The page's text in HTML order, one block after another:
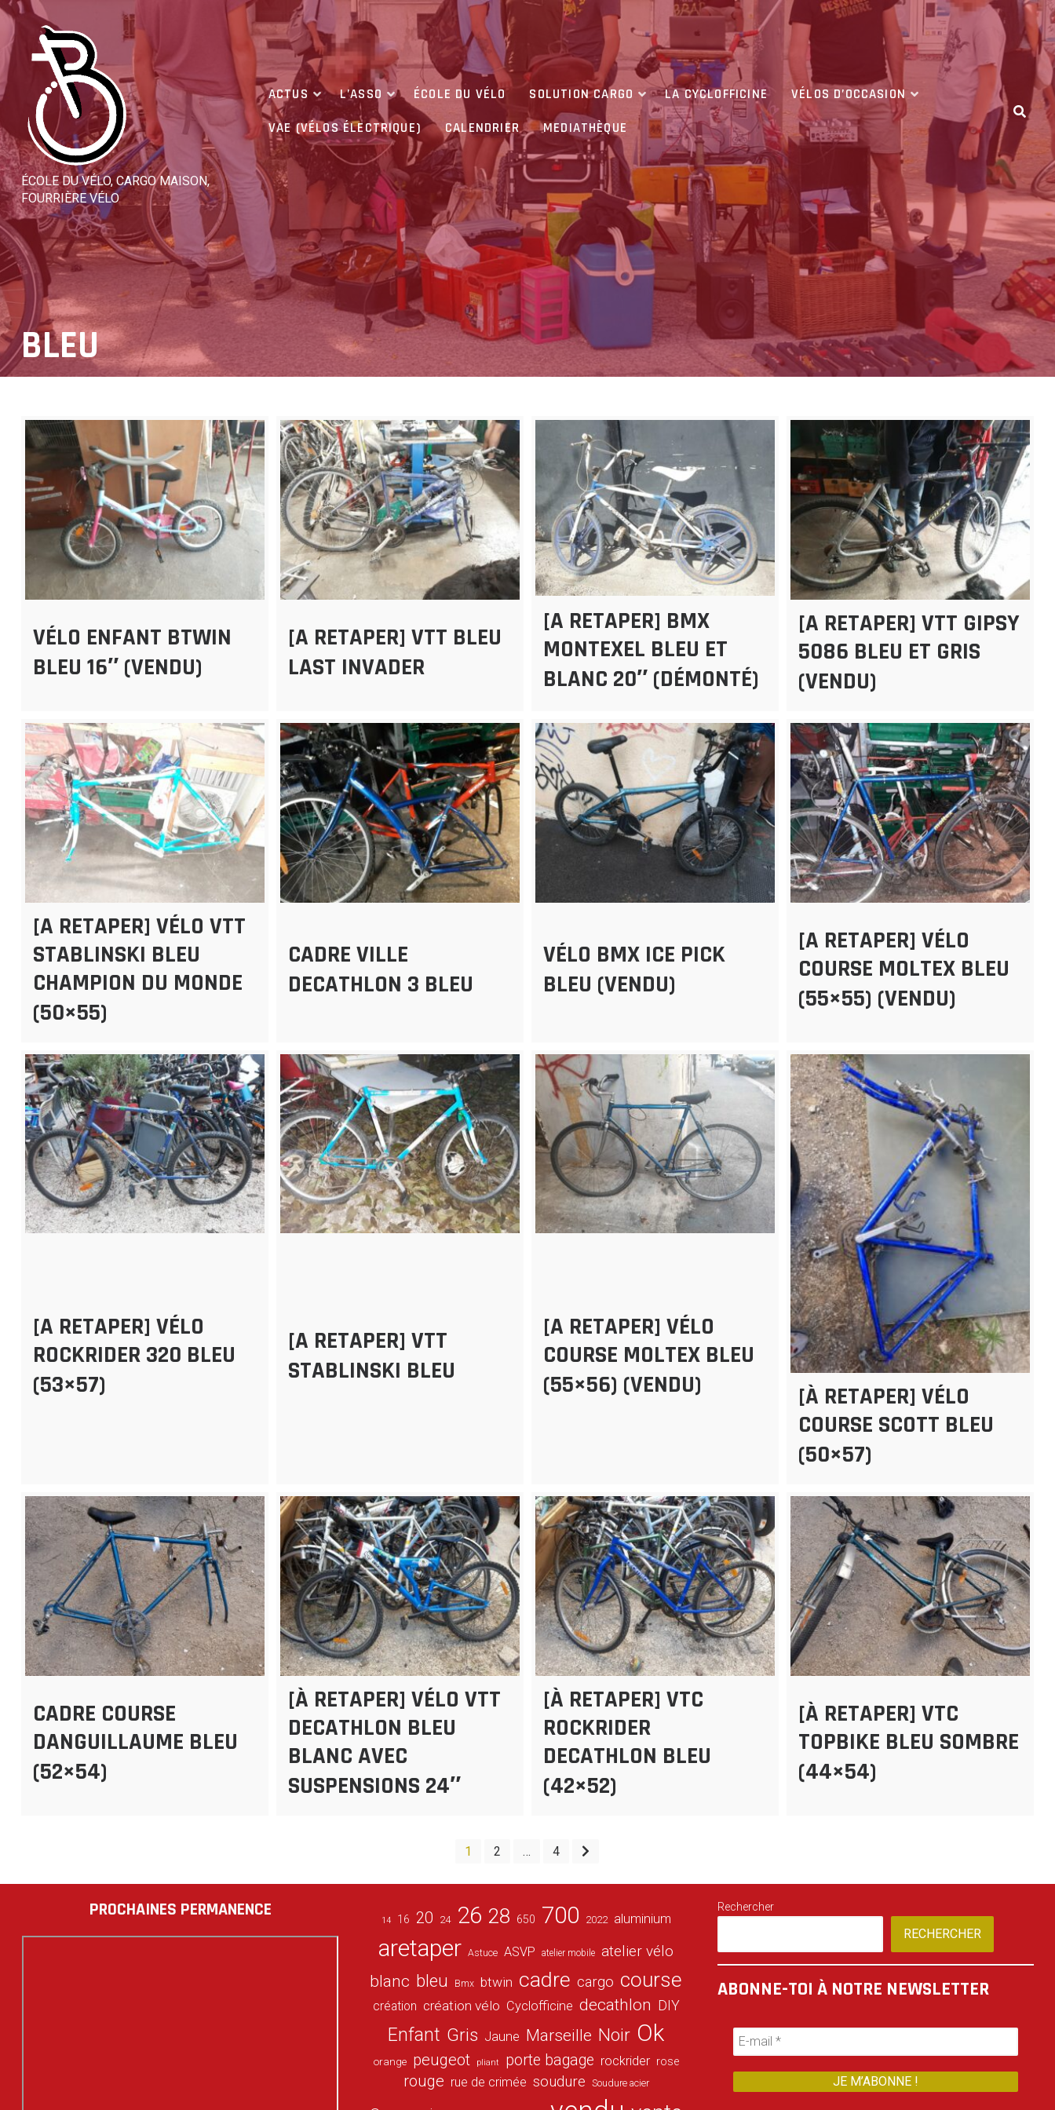
Skip
content
ÉCOLE DU VÉLO, CARGO MAISON,
FOURRIÈRE VÉLO
ACTUS L’ASSO ÉCOLE DU VÉLO SOLUTION CARGO LA CYCLOFFICINE
VÉLOS D’OCCASION
VAE (VÉLOS ÉLECTRIQUE)
CALENDRIER MEDIATHÈQUE
BLEU
VÉLO ENFANT BTWIN
BLEU 16″ (VENDU)
[A RETAPER] VTT BLEU
LAST INVADER
[A RETAPER] BMX
MONTEXEL BLEU ET
BLANC 20″ (DÉMONTÉ)
[A RETAPER] VTT GIPSY
5086 BLEU ET GRIS
(VENDU)
[A RETAPER] VÉLO VTT
STABLINSKI BLEU
CHAMPION DU MONDE
(50×55)
CADRE VILLE
DECATHLON 3 BLEU
VÉLO BMX ICE PICK
BLEU (VENDU)
[A RETAPER] VÉLO
COURSE MOLTEX BLEU
(55×55) (VENDU)
[A RETAPER] VÉLO
ROCKRIDER 320 BLEU
(53×57)
[A RETAPER] VTT
STABLINSKI BLEU
[A RETAPER] VÉLO
COURSE MOLTEX BLEU
(55×56) (VENDU)
[À RETAPER] VÉLO
COURSE SCOTT BLEU
(50×57)
CADRE COURSE
DANGUILLAUME BLEU
(52×54)
[À RETAPER] VÉLO VTT
DECATHLON BLEU
BLANC AVEC
SUSPENSIONS 24″
[À RETAPER] VTC
ROCKRIDER
DECATHLON BLEU
(42×52)
[À RETAPER] VTC
TOPBIKE BLEU SOMBRE
(44×54)
DES
PUBLICATIONS
1 2 … 4
PROCHAINES PERMANENCE 14 16 20 24 26 28 650 700 2022 aluminium
aretaper Astuce ASVP atelier mobile atelier vélo
blanc bleu Bmx btwin cadre cargo course
création création vélo Cyclofficine decathlon DIY
Enfant Gris Jaune Marseille Noir Ok
orange peugeot pliant porte bagage rockrider rose
rouge rue de crimée soudure Soudure acier
Rechercher
RECHERCHER
ABONNE-TOI À NOTRE NEWSLETTER